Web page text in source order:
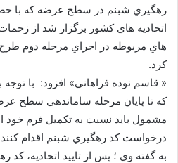
رهگيري شبنم در سطح عرضه كه با
اتحاديه هاي كشور برگزار شد از
هاي مربوطه در اجراي مرحله دوم
كرد.
« قاسم نوده فراهاني» افزود: با
كه تا پايان مرحله ساماندهي سطح
مشمول بايد نسبت به تكميل فرم خود
درخواست كد رهگيري شبنم اقدام
به گفته وي ؛‌ پس از تاييد اتحاديه، كد